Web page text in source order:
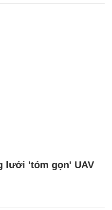
lưới 'tóm gọn' UAV